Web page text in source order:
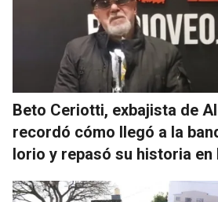
Beto Ceriotti, exbajista de
recordó cómo llegó a la
Iorio y repasó su historia en